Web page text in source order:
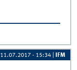
(C3)
11.07.2017 - 15:34 IFM